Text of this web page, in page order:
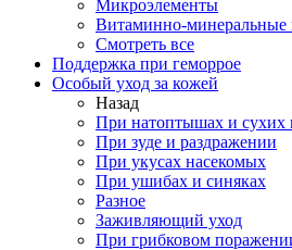
Микроэлементы
Витаминно-минеральные
Смотреть все
Поддержка при геморрое
Особый уход за кожей
Назад
При натоптышах и сухих
При зуде и раздражении
При укусах насекомых
При ушибах и синяках
Разное
Заживляющий уход
При грибковом